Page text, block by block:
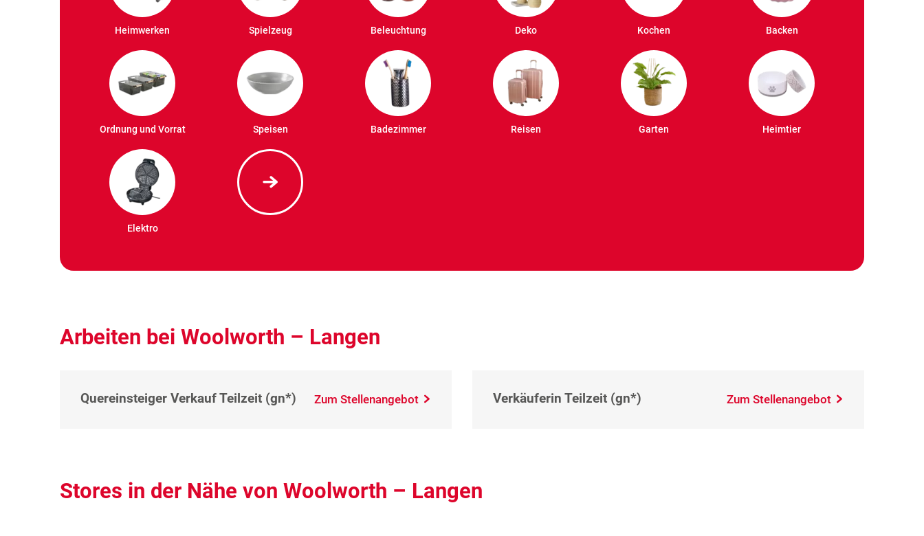
Heimwerken Spielzeug Beleuchtung Deko Kochen Backen
Ordnung und Vorrat Speisen Badezimmer Reisen Garten Heimtier
Elektro
Arbeiten bei Woolworth – Langen
Quereinsteiger Verkauf Teilzeit (gn*) Zum Stellenangebot Verkäuferin Teilzeit (gn*) Zum Stellenangebot
Stores in der Nähe von Woolworth – Langen